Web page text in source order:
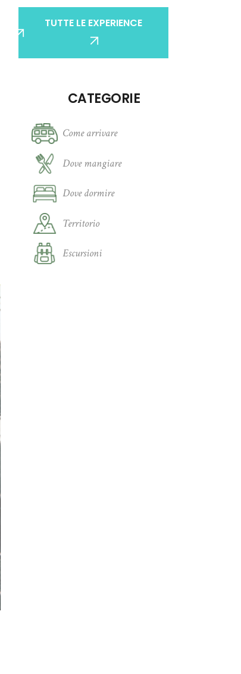
TUTTE LE EXPERIENCE
CATEGORIE
Come arrivare
Dove mangiare
Dove dormire
Territorio
Escursioni